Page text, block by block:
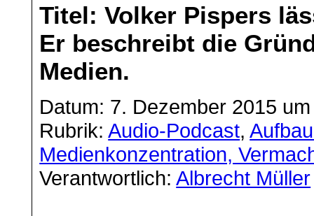
Titel: Volker Pispers
Er beschreibt die
Medien.
Datum: 7. Dezember 2015
Rubrik:Audio-Podcast,
Medienkonzentration,
Verantwortlich:Albrecht Müller